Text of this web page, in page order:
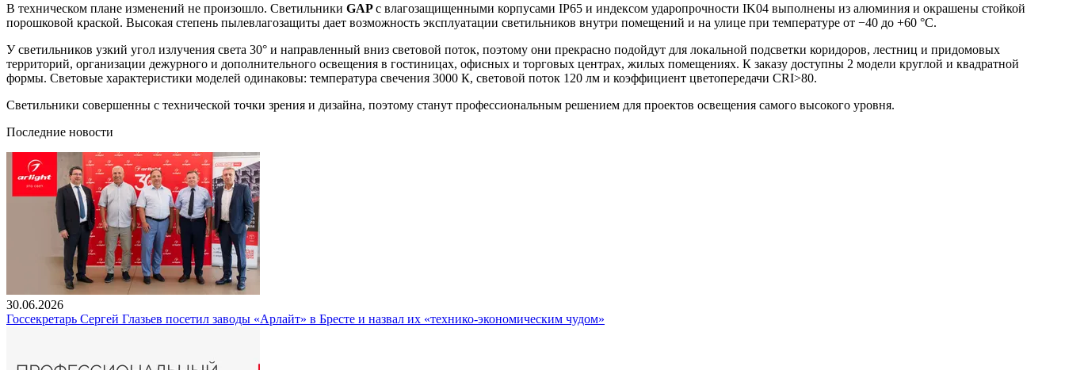
В техническом плане изменений не произошло. Светильники GAPс влагозащищенными корпусами IP65 и индексом ударопрочности IK04 выполнены из алюминия и окрашены стойкой
порошковой краской. Высокая степень пылевлагозащиты дает возможность эксплуатации светильников внутри помещений и на улице при температуре от −40 до +60 °C.
У светильников узкий угол излучения света 30° и направленный вниз световой поток, поэтому они прекрасно подойдут для локальной подсветки коридоров, лестниц и придомовых
территорий, организации дежурного и дополнительного освещения в гостиницах, офисных и торговых центрах, жилых помещениях. К заказу доступны 2 модели круглой и квадратной
формы. Световые характеристики моделей одинаковы: температура свечения 3000 К, световой поток 120 лм и коэффициент цветопередачи CRI>80.
Светильники совершенны с технической точки зрения и дизайна, поэтому станут профессиональным решением для проектов освещения самого высокого уровня.
Последние новости
30.06.2026
Госсекретарь Сергей Глазьев посетил заводы «Арлайт» в Бресте и назвал их «технико-экономическим чудом»